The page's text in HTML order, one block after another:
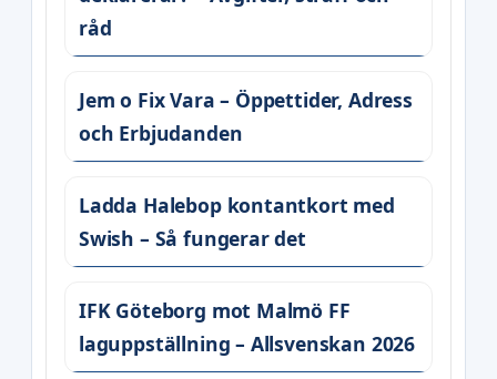
råd
Jem o Fix Vara – Öppettider, Adress
och Erbjudanden
Ladda Halebop kontantkort med
Swish – Så fungerar det
IFK Göteborg mot Malmö FF
laguppställning – Allsvenskan 2026